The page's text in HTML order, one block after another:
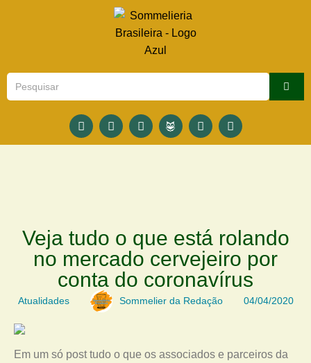
Veja tudo o que está rolando
no mercado cervejeiro por
conta do coronavírus
Atualidades Sommelier da Redação 04/04/2020
Em um só post tudo o que os associados e parceiros da